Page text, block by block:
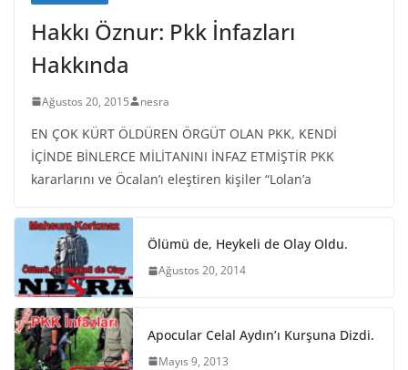
Hakkı Öznur: Pkk İnfazları
Hakkında
Ağustos 20, 2015 nesra
EN ÇOK KÜRT ÖLDÜREN ÖRGÜT OLAN PKK, KENDİ
İÇİNDE BİNLERCE MİLİTANINI İNFAZ ETMİŞTİR PKK
kararlarını ve Öcalan’ı eleştiren kişiler “Lolan’a
Ölümü de, Heykeli de Olay Oldu.
Ağustos 20, 2014
Apocular Celal Aydın’ı Kurşuna Dizdi.
Mayıs 9, 2013